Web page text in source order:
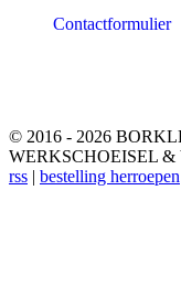
Contactformulier
© 2016 - 2026
WERKSCHOEISEL
rss | bestelling herroepen